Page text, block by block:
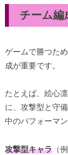
チーム編
ゲームで勝つた
成が重要です。
たとえば、絵心
に、攻撃型と守
中のパフォーマ
攻撃型キャラ （